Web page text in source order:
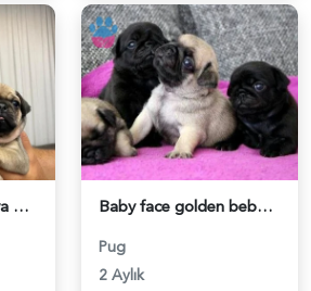
2 Aylık Rıfkı Pug Yuva Arıyor - 5310 Baby face golden bebeklerimizz - 5187
Pug
2 Aylık